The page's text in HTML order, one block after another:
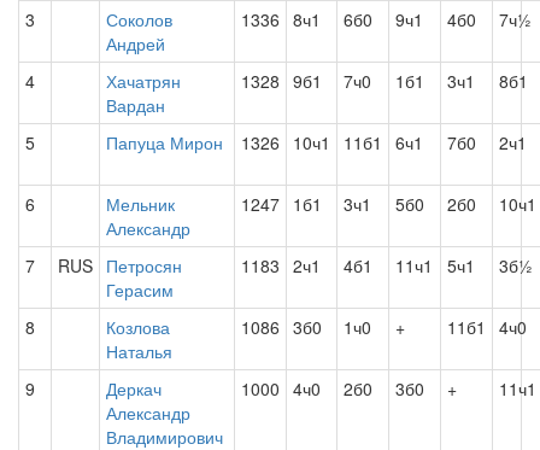
3
Соколов
Андрей
1336 8ч1 6б0 9ч1 4б0 7ч½
4
Хачатрян
Вардан
1328 9б1 7ч0 1б1 3ч1 8б1
5 Папуца Мирон 1326 10ч1 11б1 6ч1 7б0 2ч1
6
Мельник
Александр
1247 1б1 3ч1 5б0 2б0 10ч1
7 RUS Петросян
Герасим
1183 2ч1 4б1 11ч1 5ч1 3б½
8
Козлова
Наталья
1086 3б0 1ч0 + 11б1 4ч0
9
Деркач
Александр
Владимирович
1000 4ч0 2б0 3б0 + 11ч1